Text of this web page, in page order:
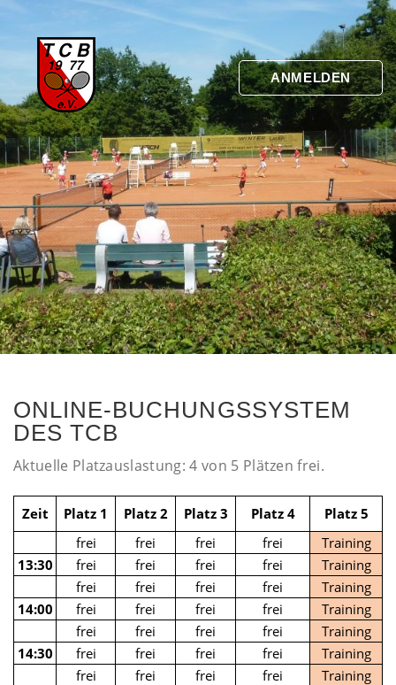
ANMELDEN
ONLINE-BUCHUNGSSYSTEM
DES TCB
Aktuelle Platzauslastung: 4 von 5 Plätzen frei.
Zeit Platz 1 Platz 2 Platz 3 Platz 4
Platz 5
frei
frei frei frei
Training
13:30
frei frei frei frei
Training
frei
frei frei frei
Training
14:00
frei frei frei frei
Training
frei
frei frei frei
Training
14:30
frei frei frei frei
Training
frei
frei frei frei
Training